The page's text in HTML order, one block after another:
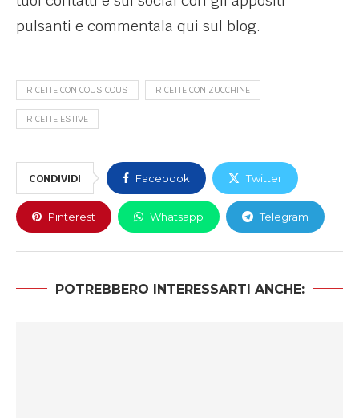
pulsanti e commentala qui sul blog.
RICETTE CON COUS COUS RICETTE CON ZUCCHINE
RICETTE ESTIVE
CONDIVIDI Facebook Twitter
Pinterest Whatsapp Telegram
POTREBBERO INTERESSARTI ANCHE: